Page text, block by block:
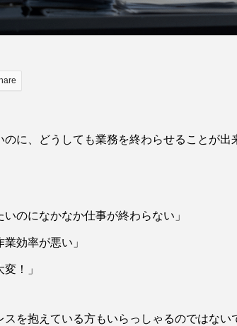
のに、どうしても業務を終わらせることが出
いのになかなか仕事が終わらない」
業効率が悪い」
変！」
スを抱えている方もいらっしゃるのではない